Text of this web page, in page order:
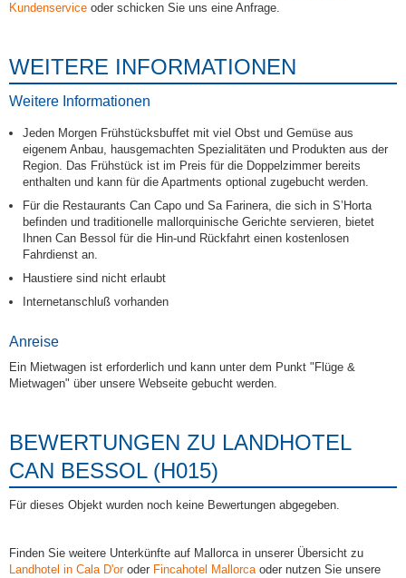
Kundenservice oder schicken Sie uns eine Anfrage.
WEITERE INFORMATIONEN
Weitere Informationen
Jeden Morgen Frühstücksbuffet mit viel Obst und Gemüse aus
eigenem Anbau, hausgemachten Spezialitäten und Produkten aus der
Region. Das Frühstück ist im Preis für die Doppelzimmer bereits
enthalten und kann für die Apartments optional zugebucht werden.
Für die Restaurants Can Capo und Sa Farinera, die sich in S’Horta
befinden und traditionelle mallorquinische Gerichte servieren, bietet
Ihnen Can Bessol für die Hin-und Rückfahrt einen kostenlosen
Fahrdienst an.
Haustiere sind nicht erlaubt
Internetanschluß vorhanden
Anreise
Ein Mietwagen ist erforderlich und kann unter dem Punkt "Flüge &
Mietwagen" über unsere Webseite gebucht werden.
BEWERTUNGEN ZU LANDHOTEL
CAN BESSOL (H015)
Für dieses Objekt wurden noch keine Bewertungen abgegeben.
Finden Sie weitere Unterkünfte auf Mallorca in unserer Übersicht zu
Landhotel in Cala D'oroder Fincahotel Mallorcaoder nutzen Sie unsere